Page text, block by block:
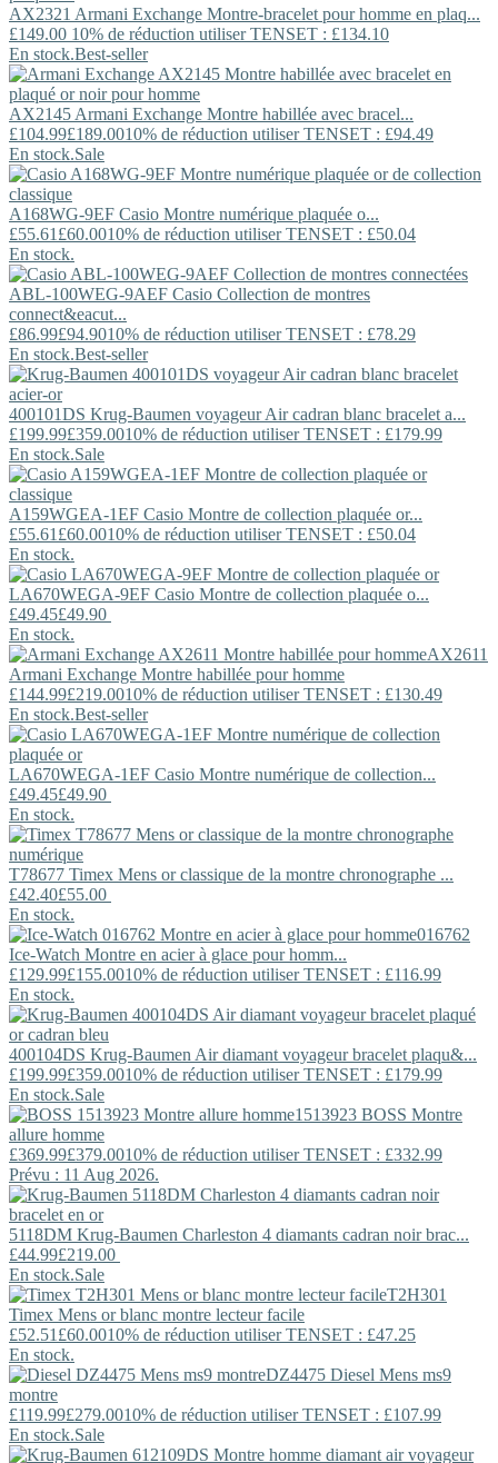
AX2321 Armani Exchange Montre-bracelet pour homme en plaq...
£149.00 10% de réduction utiliser TENSET : £134.10
En stock.Best-seller
AX2145 Armani Exchange Montre habillée avec bracel...
£104.99£189.0010% de réduction utiliser TENSET : £94.49
En stock.Sale
A168WG-9EF Casio Montre numérique plaquée o...
£55.61 £60.0010% de réduction utiliser TENSET : £50.04
En stock.
ABL-100WEG-9AEF Casio Collection de montres
connect&eacut...
£86.99£94.9010% de réduction utiliser TENSET : £78.29
En stock.Best-seller
400101DS Krug-Baumen voyageur Air cadran blanc bracelet a...
£199.99£359.0010% de réduction utiliser TENSET : £179.99
En stock.Sale
A159WGEA-1EF Casio Montre de collection plaquée or...
£55.61 £60.0010% de réduction utiliser TENSET : £50.04
En stock.
LA670WEGA-9EF Casio Montre de collection plaquée o...
£49.45£49.90
En stock.
AX2611
Armani Exchange Montre habillée pour homme
£144.99£219.0010% de réduction utiliser TENSET : £130.49
En stock.Best-seller
LA670WEGA-1EF Casio Montre numérique de collection...
£49.45£49.90
En stock.
T78677 Timex Mens or classique de la montre chronographe ...
£42.40£55.00
En stock.
016762
Ice-Watch Montre en acier à glace pour homm...
£129.99£155.0010% de réduction utiliser TENSET : £116.99
En stock.
400104DS Krug-Baumen Air diamant voyageur bracelet plaqu&...
£199.99£359.0010% de réduction utiliser TENSET : £179.99
En stock.Sale
1513923 BOSS Montre
allure homme
£369.99£379.0010% de réduction utiliser TENSET : £332.99
Prévu : 11 Aug 2026.
5118DM Krug-Baumen Charleston 4 diamants cadran noir brac...
£44.99£219.00
En stock.Sale
T2H301
Timex Mens or blanc montre lecteur facile
£52.51 £60.0010% de réduction utiliser TENSET : £47.25
En stock.
DZ4475 Diesel Mens ms9
montre
£119.99£279.0010% de réduction utiliser TENSET : £107.99
En stock.Sale